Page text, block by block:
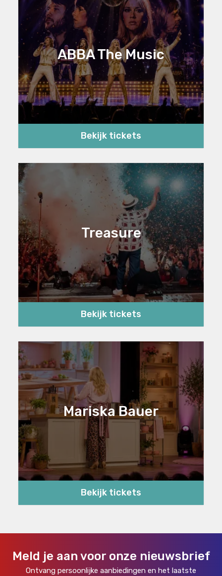
ABBA The Music
Bekijk tickets
Treasure
Bekijk tickets
Mariska Bauer
Bekijk tickets
Meld je aan voor onze nieuwsbrief
Ontvang persoonlijke aanbiedingen en het laatste